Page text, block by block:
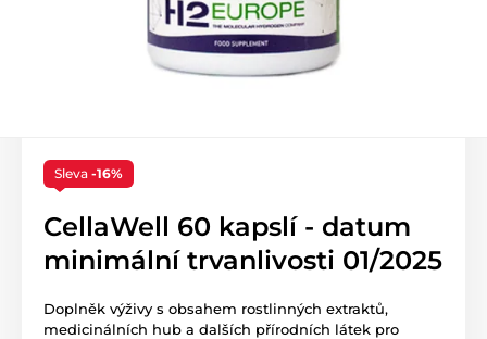
Sleva -16%
CellaWell 60 kapslí - datum
minimální trvanlivosti 01/2025
Doplněk výživy s obsahem rostlinných extraktů,
medicinálních hub a dalších přírodních látek pro